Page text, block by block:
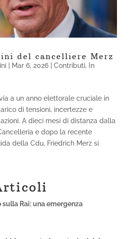
del cancelliere Merz
| Mar 6, 2026| Contributi,
In
a un anno elettorale cruciale in
di tensioni, incertezze e
A dieci mesi di distanza dalla
e dopo la recente
della Cdu, Friedrich Merz si
Rai: una emergenza